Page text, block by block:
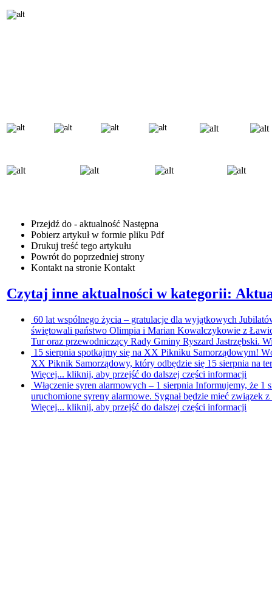
Przejdź do - aktualność Następna
Pobierz artykuł w formie pliku Pdf
Drukuj treść tego artykułu
Powrót do poprzedniej strony
Kontakt na stronie Kontakt
Czytaj inne aktualności w kategorii:
60 lat wspólnego życia – gratulacje dla wyjątkowych
świętowali państwo Olimpia i Marian Kowalczykowie z
Tur oraz przewodniczący Rady Gminy Ryszard Jastrzębski.
15 sierpnia spotkajmy się na XX Pikniku Samorządowym!
XX Piknik Samorządowy, który odbędzie się 15 sierpnia na
Więcej... kliknij, aby przejść do dalszej części informacji
Włączenie syren alarmowych – 1 sierpnia Informujemy, że 1
uruchomione syreny alarmowe. Sygnał będzie mieć związek
Więcej... kliknij, aby przejść do dalszej części informacji